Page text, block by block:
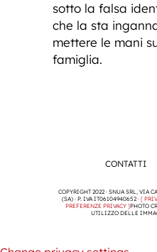
sotto la falsa
che la sta
mettere le mani
famiglia.
CONTATTI
COPYRIGHT 2022 · SNUA SRL, VIA
(SA) · P. IVA IT06104940652 · [
PREFERENZE PRIVACY ]PHOTO
UTILIZZO DELLE